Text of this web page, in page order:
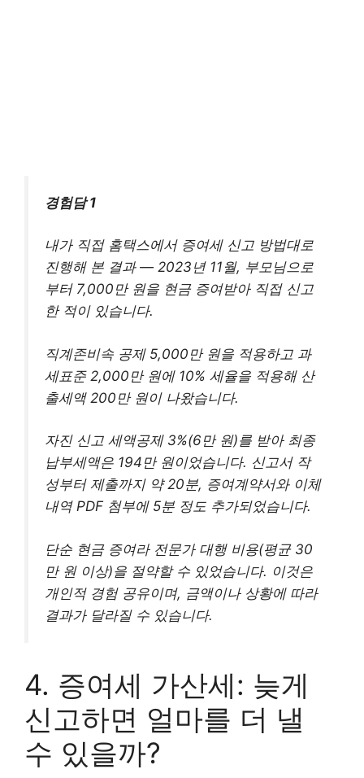
경험담 1
내가 직접 홈택스에서 증여세 신고 방법대로
진행해 본 결과 — 2023년 11월, 부모님으로
부터 7,000만 원을 현금 증여받아 직접 신고
한 적이 있습니다.
직계존비속 공제 5,000만 원을 적용하고 과
세표준 2,000만 원에 10% 세율을 적용해 산
출세액 200만 원이 나왔습니다.
자진 신고 세액공제 3%(6만 원)를 받아 최종
납부세액은 194만 원이었습니다. 신고서 작
성부터 제출까지 약 20분, 증여계약서와 이체
내역 PDF 첨부에 5분 정도 추가되었습니다.
단순 현금 증여라 전문가 대행 비용(평균 30
만 원 이상)을 절약할 수 있었습니다. 이것은
개인적 경험 공유이며, 금액이나 상황에 따라
결과가 달라질 수 있습니다.
4. 증여세 가산세: 늦게
신고하면 얼마를 더 낼
수 있을까?